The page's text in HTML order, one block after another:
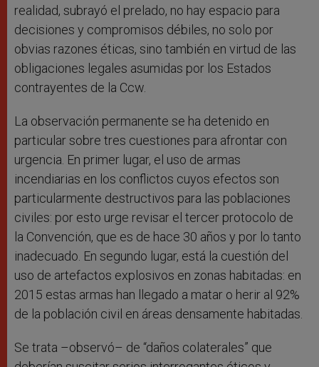
realidad, subrayó el prelado, no hay espacio para
decisiones y compromisos débiles, no solo por
obvias razones éticas, sino también en virtud de las
obligaciones legales asumidas por los Estados
contrayentes de la Ccw.
La observación permanente se ha detenido en
particular sobre tres cuestiones para afrontar con
urgencia. En primer lugar, el uso de armas
incendiarias en los conflictos cuyos efectos son
particularmente destructivos para las poblaciones
civiles: por esto urge revisar el tercer protocolo de
la Convención, que es de hace 30 años y por lo tanto
inadecuado. En segundo lugar, está la cuestión del
uso de artefactos explosivos en zonas habitadas: en
2015 estas armas han llegado a matar o herir al 92%
de la población civil en áreas densamente habitadas.
Se trata –observó– de “daños colaterales” que